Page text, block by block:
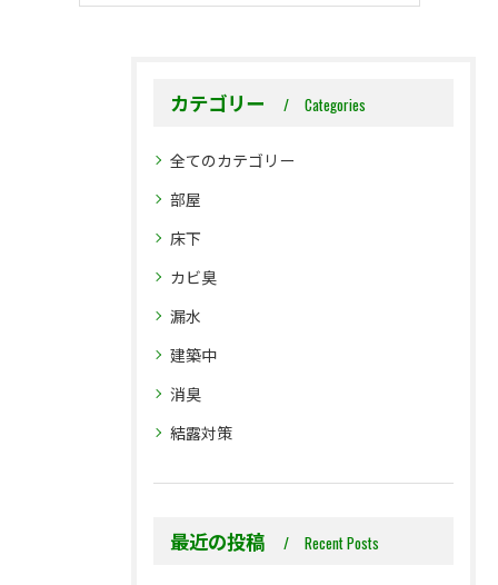
カテゴリー Categories
全てのカテゴリー
部屋
床下
カビ臭
漏水
建築中
消臭
結露対策
最近の投稿 Recent Posts